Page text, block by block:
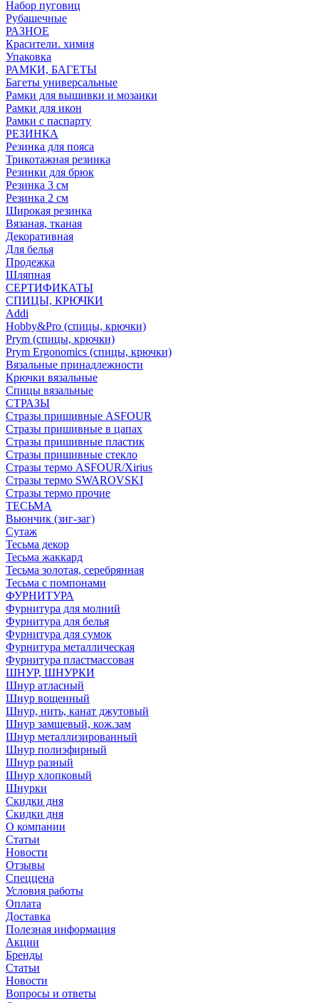
Набор пуговиц
Рубашечные
РАЗНОЕ
Красители. химия
Упаковка
РАМКИ, БАГЕТЫ
Багеты универсальные
Рамки для вышивки и мозаики
Рамки для икон
Рамки с паспарту
РЕЗИНКА
Резинка для пояса
Трикотажная резинка
Резинки для брюк
Резинка 3 см
Резинка 2 см
Широкая резинка
Вязаная, тканая
Декоративная
Для белья
Продежка
Шляпная
СЕРТИФИКАТЫ
СПИЦЫ, КРЮЧКИ
Addi
Hobby&Pro (спицы, крючки)
Prym (спицы, крючки)
Prym Ergonomics (спицы, крючки)
Вязальные принадлежности
Крючки вязальные
Спицы вязальные
СТРАЗЫ
Стразы пришивные ASFOUR
Стразы пришивные в цапах
Стразы пришивные пластик
Стразы пришивные стекло
Стразы термо ASFOUR/Xirius
Стразы термо SWAROVSKI
Стразы термо прочие
ТЕСЬМА
Вьюнчик (зиг-заг)
Сутаж
Тесьма декор
Тесьма жаккард
Тесьма золотая, серебрянная
Тесьма с помпонами
ФУРНИТУРА
Фурнитура для молний
Фурнитура для белья
Фурнитура для сумок
Фурнитура металлическая
Фурнитура пластмассовая
ШНУР, ШНУРКИ
Шнур атласный
Шнур вощенный
Шнур, нить, канат джутовый
Шнур замшевый, кож.зам
Шнур металлизированный
Шнур полиэфирный
Шнур разный
Шнур хлопковый
Шнурки
Скидки дня
Скидки дня
О компании
Статьи
Новости
Отзывы
Спеццена
Условия работы
Оплата
Доставка
Полезная информация
Акции
Бренды
Статьи
Новости
Вопросы и ответы